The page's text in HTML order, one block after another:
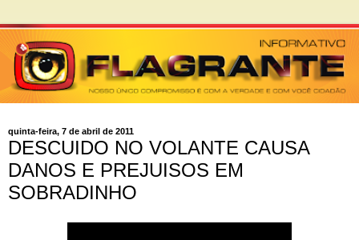
quinta-feira, 7 de abril de 2011
DESCUIDO NO VOLANTE CAUSA
DANOS E PREJUISOS EM
SOBRADINHO